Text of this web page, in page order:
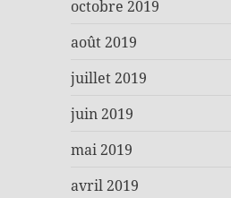
octobre 2019
août 2019
juillet 2019
juin 2019
mai 2019
avril 2019